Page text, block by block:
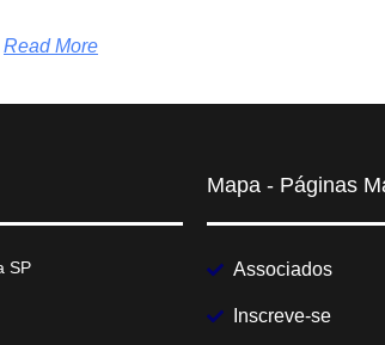
Read More
SP
Mapa - Páginas
Associados
Inscreve-se